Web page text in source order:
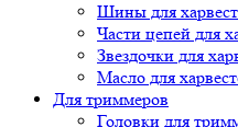
Шины для
Части цепей для
Звездочки для
Масло для
Для триммеров
Головки для